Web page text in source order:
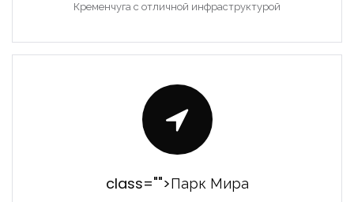
Кременчуга с отличной инфраструктурой
class="">Парк Мира